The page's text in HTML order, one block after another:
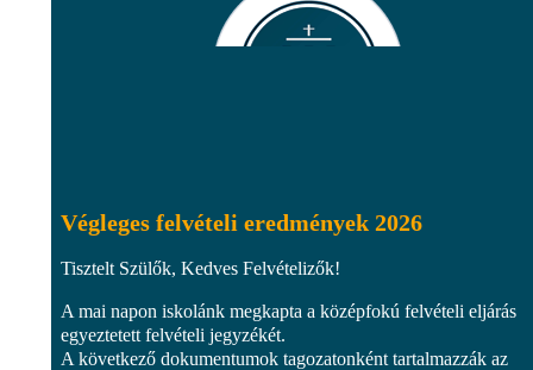
Végleges felvételi eredmények 2026
Tisztelt Szülők, Kedves Felvételizők!
A mai napon iskolánk megkapta a középfokú felvételi eljárás
egyeztetett felvételi jegyzékét.
A következő dokumentumok tagozatonként tartalmazzák az